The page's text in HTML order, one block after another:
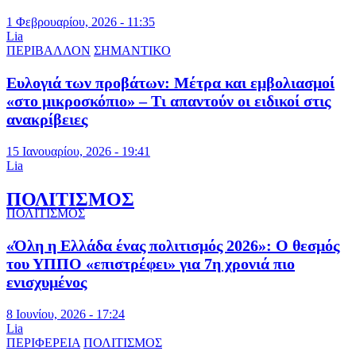
1 Φεβρουαρίου, 2026 - 11:35
Lia
ΠΕΡΙΒΑΛΛΟΝ ΣΗΜΑΝΤΙΚΟ
Ευλογιά των προβάτων: Μέτρα και εμβολιασμοί
«στο μικροσκόπιο» – Τι απαντούν οι ειδικοί στις
ανακρίβειες
15 Ιανουαρίου, 2026 - 19:41
Lia
ΠΟΛΙΤΙΣΜΟΣ
ΠΟΛΙΤΙΣΜΟΣ
«Όλη η Ελλάδα ένας πολιτισμός 2026»: Ο θεσμός
του ΥΠΠΟ «επιστρέφει» για 7η χρονιά πιο
ενισχυμένος
8 Ιουνίου, 2026 - 17:24
Lia
ΠΕΡΙΦΕΡΕΙΑ ΠΟΛΙΤΙΣΜΟΣ